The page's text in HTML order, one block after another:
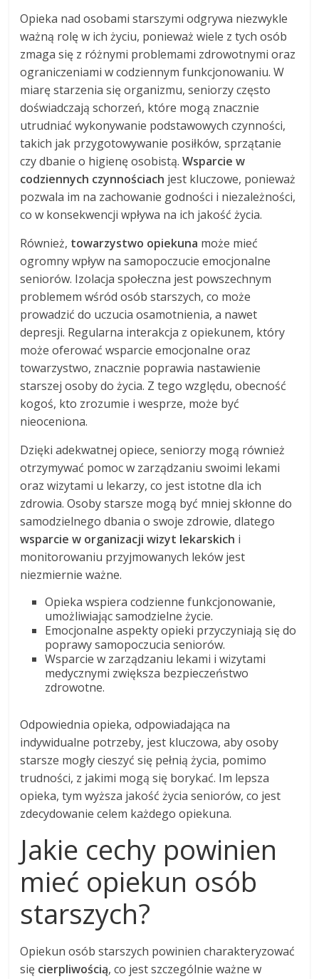
Opieka nad osobami starszymi odgrywa niezwykle
ważną rolę w ich życiu, ponieważ wiele z tych osób
zmaga się z różnymi problemami zdrowotnymi oraz
ograniczeniami w codziennym funkcjonowaniu. W
miarę starzenia się organizmu, seniorzy często
doświadczają schorzeń, które mogą znacznie
utrudniać wykonywanie podstawowych czynności,
takich jak przygotowywanie posiłków, sprzątanie
czy dbanie o higienę osobistą.Wsparcie w
codziennych czynnościach jest kluczowe, ponieważ
pozwala im na zachowanie godności i niezależności,
co w konsekwencji wpływa na ich jakość życia.
Również, towarzystwo opiekuna może mieć
ogromny wpływ na samopoczucie emocjonalne
seniorów. Izolacja społeczna jest powszechnym
problemem wśród osób starszych, co może
prowadzić do uczucia osamotnienia, a nawet
depresji. Regularna interakcja z opiekunem, który
może oferować wsparcie emocjonalne oraz
towarzystwo, znacznie poprawia nastawienie
starszej osoby do życia. Z tego względu, obecność
kogoś, kto zrozumie i wesprze, może być
nieoceniona.
Dzięki adekwatnej opiece, seniorzy mogą również
otrzymywać pomoc w zarządzaniu swoimi lekami
oraz wizytami u lekarzy, co jest istotne dla ich
zdrowia. Osoby starsze mogą być mniej skłonne do
samodzielnego dbania o swoje zdrowie, dlatego
wsparcie w organizacji wizyt lekarskich i
monitorowaniu przyjmowanych leków jest
niezmiernie ważne.
Opieka wspiera codzienne funkcjonowanie,
umożliwiając samodzielne życie.
Emocjonalne aspekty opieki przyczyniają się do
poprawy samopoczucia seniorów.
Wsparcie w zarządzaniu lekami i wizytami
medycznymi zwiększa bezpieczeństwo
zdrowotne.
Odpowiednia opieka, odpowiadająca na
indywidualne potrzeby, jest kluczowa, aby osoby
starsze mogły cieszyć się pełnią życia, pomimo
trudności, z jakimi mogą się borykać. Im lepsza
opieka, tym wyższa jakość życia seniorów, co jest
zdecydowanie celem każdego opiekuna.
Jakie cechy powinien
mieć opiekun osób
starszych?
Opiekun osób starszych powinien charakteryzować
się cierpliwością, co jest szczególnie ważne w